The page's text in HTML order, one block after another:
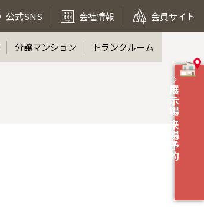
公式SNS 会社情報 会員サイト
展示場 来場予約
分譲マンション トランクルーム